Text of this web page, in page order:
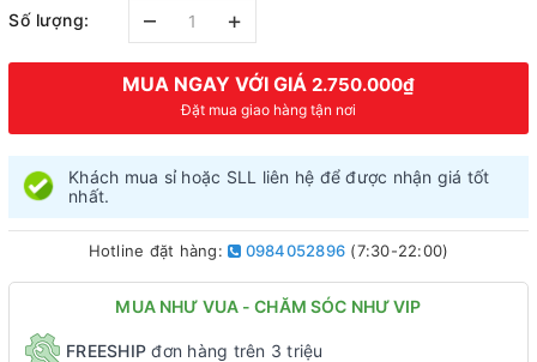
Số lượng: – +
MUA NGAY VỚI GIÁ 2.750.000₫
Đặt mua giao hàng tận nơi
Khách mua sỉ hoặc SLL liên hệ để được nhận giá tốt
nhất.
Hotline đặt hàng: 0984052896 (7:30-22:00)
MUA NHƯ VUA - CHĂM SÓC NHƯ VIP
FREESHIP đơn hàng trên 3 triệu